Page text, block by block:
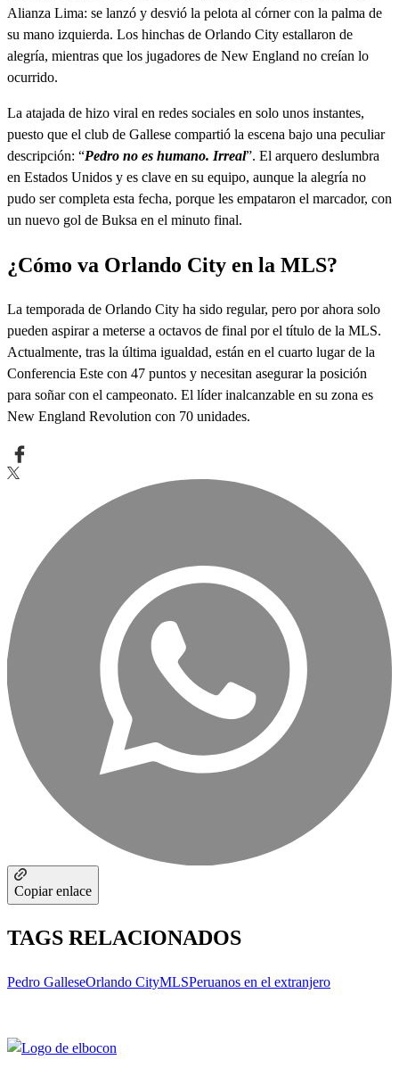
Alianza Lima: se lanzó y desvió la pelota al córner con la palma de
su mano izquierda. Los hinchas de Orlando City estallaron de
alegría, mientras que los jugadores de New England no creían lo
ocurrido.
La atajada de hizo viral en redes sociales en solo unos instantes,
puesto que el club de Gallese compartió la escena bajo una peculiar
descripción: “Pedro no es humano. Irreal”. El arquero deslumbra
en Estados Unidos y es clave en su equipo, aunque la alegría no
pudo ser completa esta fecha, porque les empataron el marcador, con
un nuevo gol de Buksa en el minuto final.
¿Cómo va Orlando City en la MLS?
La temporada de Orlando City ha sido regular, pero por ahora solo
pueden aspirar a meterse a octavos de final por el título de la MLS.
Actualmente, tras la última igualdad, están en el cuarto lugar de la
Conferencia Este con 47 puntos y necesitan asegurar la posición
para soñar con el campeonato. El líder inalcanzable en su zona es
New England Revolution con 70 unidades.
Copiar enlace
TAGS RELACIONADOS
Pedro GalleseOrlando CityMLSPeruanos en el extranjero